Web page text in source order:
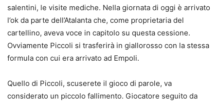
salentini, le visite mediche. Nella giornata di oggi è arrivato
l’ok da parte dell’Atalanta che, come proprietaria del
cartellino, aveva voce in capitolo su questa cessione.
Ovviamente Piccoli si trasferirà in giallorosso con la stessa
formula con cui era arrivato ad Empoli.
Quello di Piccoli, scuserete il gioco di parole, va
considerato un piccolo fallimento. Giocatore seguito da